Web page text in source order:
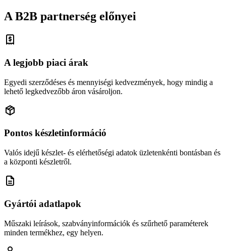
A B2B partnerség előnyei
A legjobb piaci árak
Egyedi szerződéses és mennyiségi kedvezmények, hogy mindig a
lehető legkedvezőbb áron vásároljon.
Pontos készletinformáció
Valós idejű készlet- és elérhetőségi adatok üzletenkénti bontásban és
a központi készletről.
Gyártói adatlapok
Műszaki leírások, szabványinformációk és szűrhető paraméterek
minden termékhez, egy helyen.